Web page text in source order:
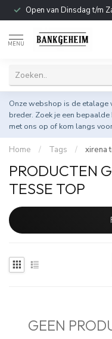
Open van Dinsdag t/m
MENU
Onze webshop is de etalage
breder. Zoek je een
met ons op of kom langs
Home / Tags / xirena
PRODUCTEN
TESSE TOP
GEEN